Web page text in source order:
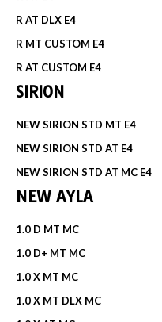
R AT DLX E4
R MT CUSTOM E4
R AT CUSTOM E4
SIRION
NEW SIRION STD MT E4
NEW SIRION STD AT E4
NEW SIRION STD AT MC E4
NEW AYLA
1.0 D MT MC
1.0 D+ MT MC
1.0 X MT MC
1.0 X MT DLX MC